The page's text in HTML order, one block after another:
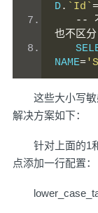
D. `Id`=
--
也不区
NAME=
这些大小写敏
解决方案如下：
针对上面的1和
点添加一行配置：